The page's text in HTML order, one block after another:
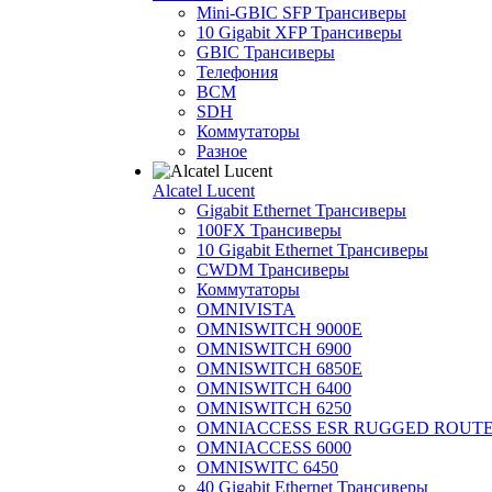
Mini-GBIC SFP Трансиверы
10 Gigabit XFP Трансиверы
GBIC Трансиверы
Телефония
BCM
SDH
Коммутаторы
Разное
Alcatel Lucent
Gigabit Ethernet Трансиверы
100FX Трансиверы
10 Gigabit Ethernet Трансиверы
CWDM Трансиверы
Коммутаторы
OMNIVISTA
OMNISWITCH 9000E
OMNISWITCH 6900
OMNISWITCH 6850E
OMNISWITCH 6400
OMNISWITCH 6250
OMNIACCESS ESR RUGGED
OMNIACCESS 6000
OMNISWITC 6450
40 Gigabit Ethernet Трансиверы